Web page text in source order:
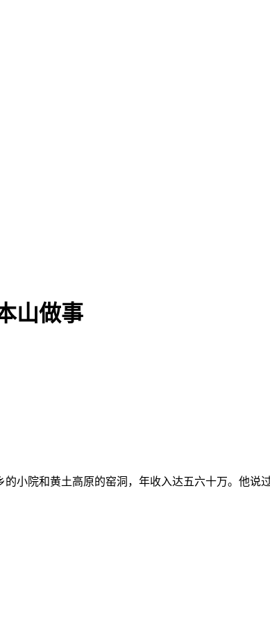
山做事
小院和黄土高原的窑洞，年收入达五六十万。他说